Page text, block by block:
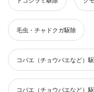
毛虫・チャドクガ駆除
コバエ（チョウバエなど）
コバエ（チョウバエなど）